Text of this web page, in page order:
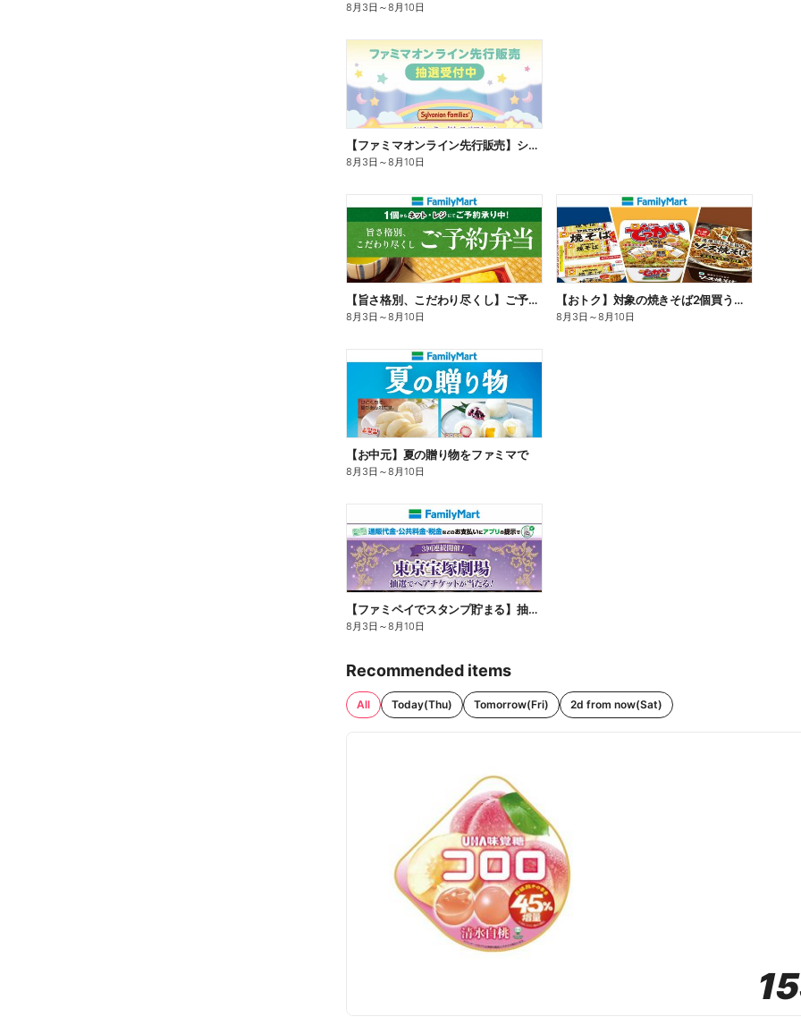
8月3日 ～8月10日
【ファミマオンライン先行販売】シルバニアファミリー
8月3日 ～8月10日
【旨さ格別、こだわり尽くし】ご予約弁当
8月3日 ～8月10日
【おトク】対象の焼きそば2個買うと100円引き!
8月3日 ～8月10日
【お中元】夏の贈り物をファミマで
8月3日 ～8月10日
【ファミペイでスタンプ貯まる】抽選でペアチケットが当たる!
8月3日 ～8月10日
Recommended items
All Today(Thu) Tomorrow(Fri) 2d from now(Sat)